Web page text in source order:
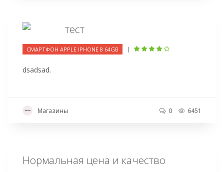
тест
СМАРТФОН APPLE IPHONE 8 64GB |
dsadsad.
Магазины 0 6451
Нормальная цена и качество